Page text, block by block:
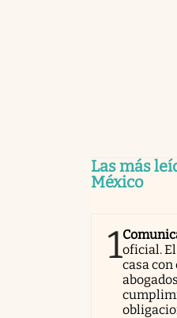
Las más
México
1oficial.
casa